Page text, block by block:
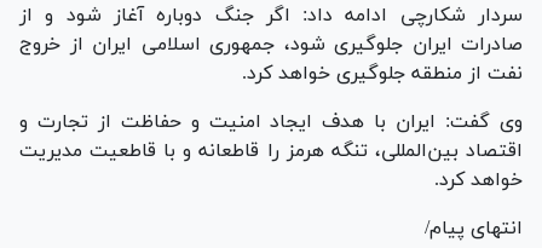
سردار شکارچی ادامه داد: اگر جنگ دوباره آغاز شود و از
صادرات ایران جلوگیری شود، جمهوری اسلامی ایران از خروج
نفت از منطقه جلوگیری خواهد کرد.
وی گفت: ایران با هدف ایجاد امنیت و حفاظت از تجارت و
اقتصاد بین‌المللی، تنگه هرمز را قاطعانه و با قاطعیت مدیریت
خواهد کرد.
انتهای پیام/